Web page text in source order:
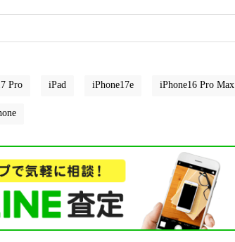
Pro iPad iPhone17e iPhone16 Pro Max